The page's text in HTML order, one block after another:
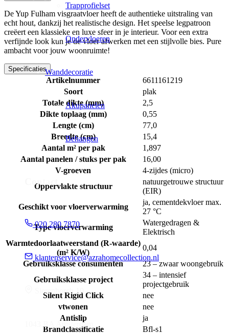
Trapprofielset
Ondervloeren
Wanddecoratie
Akupanelen
Behangen
Contact
020 280 7870
klantenservice@azrahomecollection.nl
Sierenborch 10
1043 BA Amsterdam
De Yup Fulham visgraatvloer heeft de authentieke uitstraling van
echt hout, dankzij het realistische design. Het speelse legpatroon
creëert een klassieke en luxe sfeer in je interieur. Voor een extra
verfijnde look kun je de vloer afwerken met een stijlvolle bies. Pure
ambacht voor jouw woonruimte!
Specificaties
Artikelnummer
6611161219
Soort
plak
Totale dikte (mm)
2,5
Dikte toplaag (mm)
0,55
Lengte (cm)
77,0
Breedte (cm)
15,4
Aantal m² per pak
1,897
Aantal panelen / stuks per pak
16,00
V-groeven
4-zijdes (micro)
Oppervlakte structuur
natuurgetrouwe structuur
(EIR)
Geschikt voor vloerverwarming
ja, cementdekvloer max.
27 °C
Type vloerverwarming
Watergedragen &
Elektrisch
Warmtedoorlaatweerstand (R-waarde)
(m² K/W)
0,04
Gebruiksklasse consumenten
23 – zwaar woongebruik
Gebruiksklasse project
34 – intensief
projectgebruik
Silent Rigid Click
nee
vtwonen
nee
Antislip
ja
Brandclassificatie
Bfl-s1